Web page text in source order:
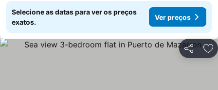
Selecione as datas para ver os preços
exatos.
Ver preços
Partilhar